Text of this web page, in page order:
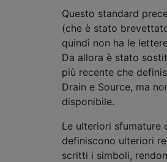
Questo standard
(che è stato
quindi non ha le
Da allora è stato
più recente che
Drain e Source, ma
disponibile.
Le ulteriori sfumature
definiscono ulteriori
scritti i simboli,